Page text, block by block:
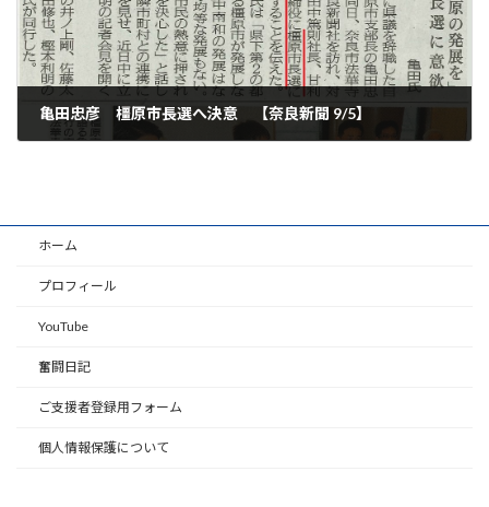
亀田忠彦 橿原市長選へ決意 【奈良新聞 9/5】
ホーム
プロフィール
YouTube
奮闘日記
ご支援者登録用フォーム
個人情報保護について